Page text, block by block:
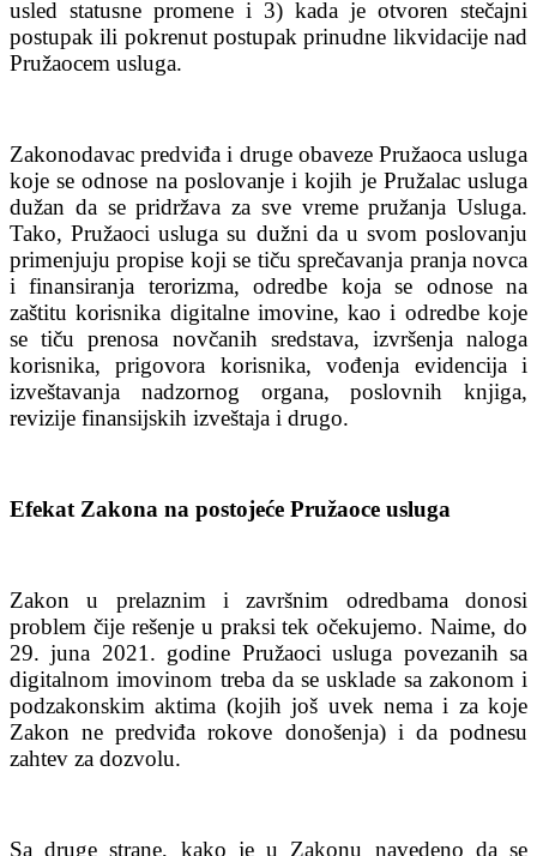
usled statusne promene i 3) kada je otvoren stečajni
postupak ili pokrenut postupak prinudne likvidacije nad
Pružaocem usluga.
Zakonodavac predviđa i druge obaveze Pružaoca usluga
koje se odnose na poslovanje i kojih je Pružalac usluga
dužan da se pridržava za sve vreme pružanja Usluga.
Tako, Pružaoci usluga su dužni da u svom poslovanju
primenjuju propise koji se tiču sprečavanja pranja novca
i finansiranja terorizma, odredbe koja se odnose na
zaštitu korisnika digitalne imovine, kao i odredbe koje
se tiču prenosa novčanih sredstava, izvršenja naloga
korisnika, prigovora korisnika, vođenja evidencija i
izveštavanja nadzornog organa, poslovnih knjiga,
revizije finansijskih izveštaja i drugo.
Efekat Zakona na postojeće Pružaoce usluga
Zakon u prelaznim i završnim odredbama donosi
problem čije rešenje u praksi tek očekujemo. Naime, do
29. juna 2021. godine Pružaoci usluga povezanih sa
digitalnom imovinom treba da se usklade sa zakonom i
podzakonskim aktima (kojih još uvek nema i za koje
Zakon ne predviđa rokove donošenja) i da podnesu
zahtev za dozvolu.
Sa druge strane, kako je u Zakonu navedeno da se